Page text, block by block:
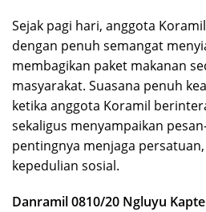
Sejak pagi hari, anggota
dengan penuh semangat
membagikan paket makanan
masyarakat. Suasana penuh
ketika anggota Koramil
sekaligus menyampaikan
pentingnya menjaga
kepedulian sosial.
Danramil 0810/20 Ngluyu